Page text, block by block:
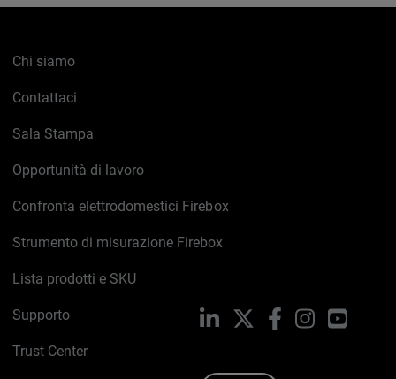
Chi siamo
Contattaci
Sala Stampa
Opportunità di lavoro
Confronta elettrodomestici Firebox
Strumento di misurazione Firebox
Lista prodotti e SKU
Supporto
Trust Center
LinkedIn FacebookInstagram